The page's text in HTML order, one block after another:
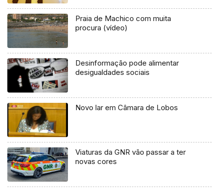
Praia de Machico com muita
procura (vídeo)
Desinformação pode alimentar
desigualdades sociais
Novo lar em Câmara de Lobos
Viaturas da GNR vão passar a ter
novas cores